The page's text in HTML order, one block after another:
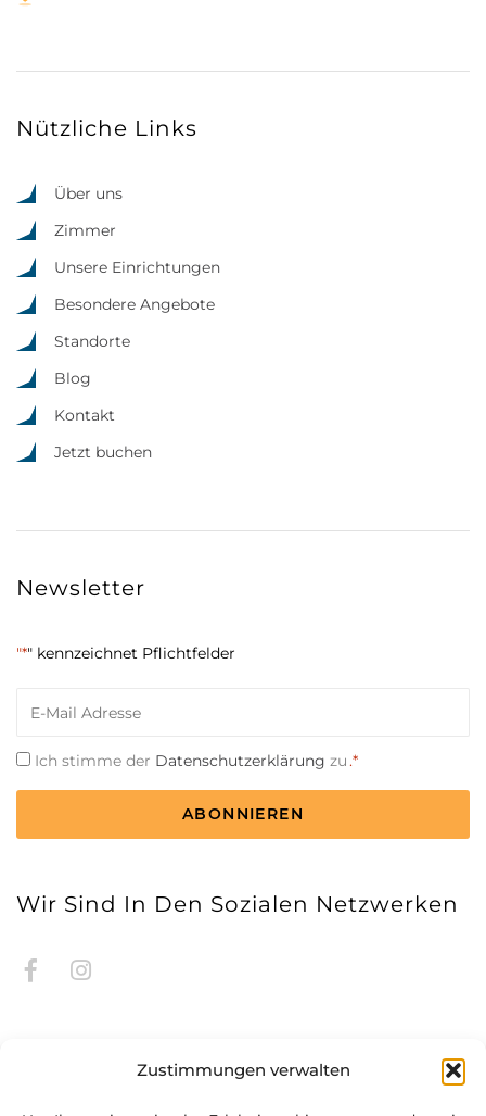
Zustimmungen verwalten
Nützliche Links
Über uns
Zimmer
Unsere Einrichtungen
Besondere Angebote
Standorte
Blog
Kontakt
Jetzt buchen
Newsletter
"*" kennzeichnet Pflichtfelder
*
Einwilligung
*
Ich stimme der Datenschutzerklärung zu.*
CAPTCHA
Wir Sind In Den Sozialen Netzwerken